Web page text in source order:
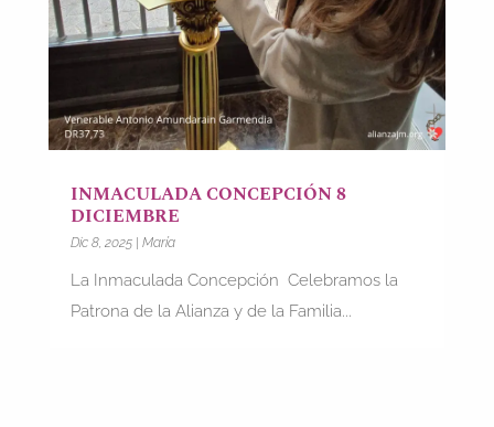
INMACULADA CONCEPCIÓN 8
DICIEMBRE
Dic 8, 2025| María
La Inmaculada Concepción Celebramos la
Patrona de la Alianza y de la Familia...